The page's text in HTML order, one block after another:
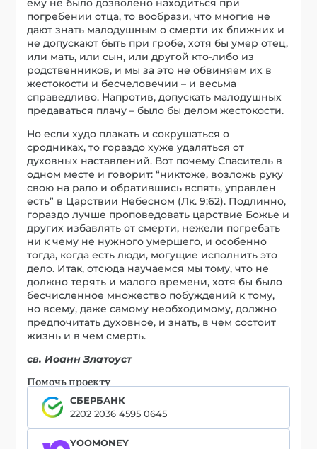
ему не было дозволено находиться при
погребении отца, то вообрази, что многие не
дают знать малодушным о смерти их ближних и
не допускают быть при гробе, хотя бы умер отец,
или мать, или сын, или другой кто-либо из
родственников, и мы за это не обвиняем их в
жестокости и бесчеловечии – и весьма
справедливо. Напротив, допускать малодушных
предаваться плачу – было бы делом жестокости.
Но если худо плакать и сокрушаться о
сродниках, то гораздо хуже удаляться от
духовных наставлений. Вот почему Спаситель в
одном месте и говорит: “никтоже, возложь руку
свою на рало и обратившись вспять, управлен
есть” в Царствии Небесном (Лк. 9:62). Подлинно,
гораздо лучше проповедовать царствие Божье и
других избавлять от смерти, нежели погребать
ни к чему не нужного умершего, и особенно
тогда, когда есть люди, могущие исполнить это
дело. Итак, отсюда научаемся мы тому, что не
должно терять и малого времени, хотя бы было
бесчисленное множество побуждений к тому,
но всему, даже самому необходимому, должно
предпочитать духовное, и знать, в чем состоит
жизнь и в чем смерть.
св. Иоанн Златоуст
Помочь проекту
СБЕРБАНК
2202 2036 4595 0645
YOOMONEY